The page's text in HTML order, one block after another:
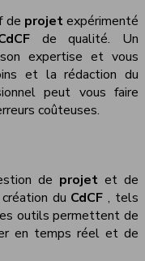
de projetexpérimenté
de qualité. Un
expertise et vous
et la rédaction du
peut vous faire
coûteuses.
de projet et de
du CdCF, tels
outils permettent de
en temps réel et de